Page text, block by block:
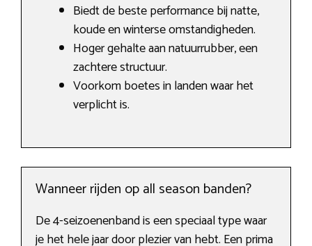
Biedt de beste performance bij natte,
koude en winterse omstandigheden.
Hoger gehalte aan natuurrubber, een
zachtere structuur.
Voorkom boetes in landen waar het
verplicht is.
Wanneer rijden op all season banden?
De 4-seizoenenband is een speciaal type waar
je het hele jaar door plezier van hebt. Een prima